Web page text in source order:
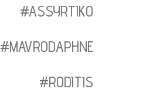
#ASSYRTIKO
#MAVRODAPHNE
#RODITIS